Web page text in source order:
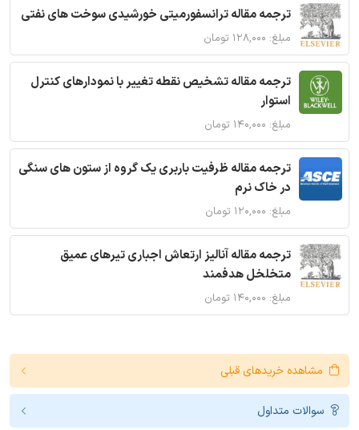
ترجمه مقاله ترانسفورمیتی خورشیدی سوخت های نفتی
مبلغ: ۱۲۸,۰۰۰ تومان
ترجمه مقاله تشخیص نقطه تغییر با نمودارهای کنترل
استوار
مبلغ: ۱۴۰,۰۰۰ تومان
ترجمه مقاله ظرفیت باربری یک گروه از ستون های سنگی
در خاک نرم
مبلغ: ۱۲۰,۰۰۰ تومان
ترجمه مقاله آنالیز ارتعاش اجباری تیرهای عمیق
متخلخل هدفمند
مبلغ: ۱۴۰,۰۰۰ تومان
مشاهده خریدهای قبلی
سوالات متداول